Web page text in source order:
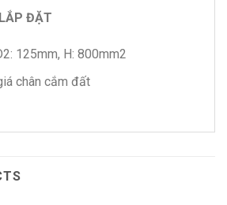
ĐẶT
125mm, H: 800mm2
chân cắm đất